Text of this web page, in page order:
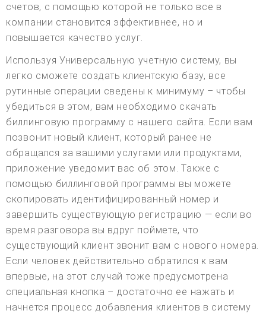
счетов, с помощью которой не только все в
компании становится эффективнее, но и
повышается качество услуг.
Используя Универсальную учетную систему, вы
легко сможете создать клиентскую базу, все
рутинные операции сведены к минимуму – чтобы
убедиться в этом, вам необходимо скачать
биллинговую программу с нашего сайта. Если вам
позвонит новый клиент, который ранее не
обращался за вашими услугами или продуктами,
приложение уведомит вас об этом. Также с
помощью биллинговой программы вы можете
скопировать идентифицированный номер и
завершить существующую регистрацию — если во
время разговора вы вдруг поймете, что
существующий клиент звонит вам с нового номера.
Если человек действительно обратился к вам
впервые, на этот случай тоже предусмотрена
специальная кнопка – достаточно ее нажать и
начнется процесс добавления клиентов в систему